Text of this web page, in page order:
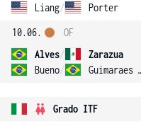
Liang/ Porter
10.06.
Alves/
Zarazua
Bueno/
OF
Grado ITF